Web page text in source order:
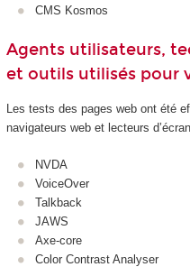
CMS Kosmos
Agents utilisateurs,
et outils utilisés pour
Les tests des pages web ont été
navigateurs web et lecteurs
NVDA
VoiceOver
Talkback
JAWS
Axe-core
Color Contrast Analyser